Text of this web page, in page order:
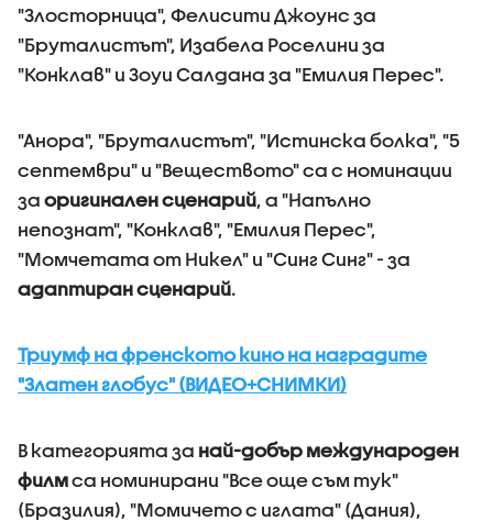
"Злосторница", Фелисити Джоунс за
"Бруталистът", Изабела Роселини за
"Конклав" и Зоуи Салдана за "Емилия Перес".
"Анора", "Бруталистът", "Истинска болка", "5
септември" и "Веществото" са с номинации
за оригинален сценарий, а "Напълно
непознат", "Конклав", "Емилия Перес",
"Момчетата от Никел" и "Синг Синг" - за
адаптиран сценарий.
Триумф на френското кино на наградите
"Златен глобус" (ВИДЕО+СНИМКИ)
В категорията за най-добър международен
филмса номинирани "Все още съм тук"
(Бразилия), "Момичето с иглата" (Дания),